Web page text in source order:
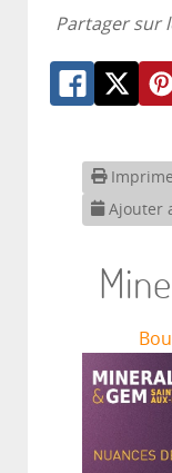
Partager sur
Ajouter